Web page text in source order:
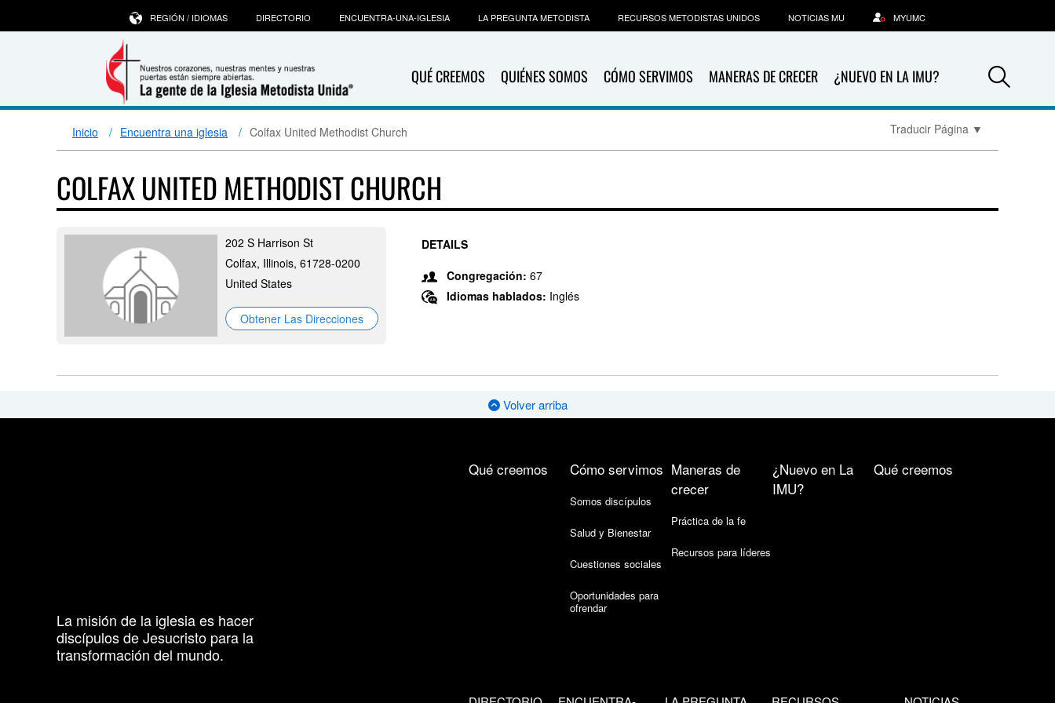
QUÉ CREEMOS QUIÉNES SOMOS CÓMO SERVIMOS MANERAS DE CRECER ¿NUEVO EN LA IMU?
REGIÓN / IDIOMAS DIRECTORIO ENCUENTRA-UNA-IGLESIA LA PREGUNTA METODISTA RECURSOS METODISTAS UNIDOS NOTICIAS MU MYUMC
Inicio Encuentra una iglesia Colfax United Methodist Church Traducir Página ▼
COLFAX UNITED METHODIST CHURCH
202 S Harrison St
Colfax, Illinois, 61728-0200
United States
Obtener Las Direcciones
DETAILS
Congregación: 67
Idiomas hablados: Inglés
Volver arriba
La misión de la iglesia es hacer
discípulos de Jesucristo para la
transformación del mundo.
Qué creemos Cómo servimos
Somos discípulos
Salud y Bienestar
Cuestiones sociales
Oportunidades para
ofrendar
Maneras de
crecer
Práctica de la fe
Recursos para líderes
¿Nuevo en La
IMU?
Qué creemos